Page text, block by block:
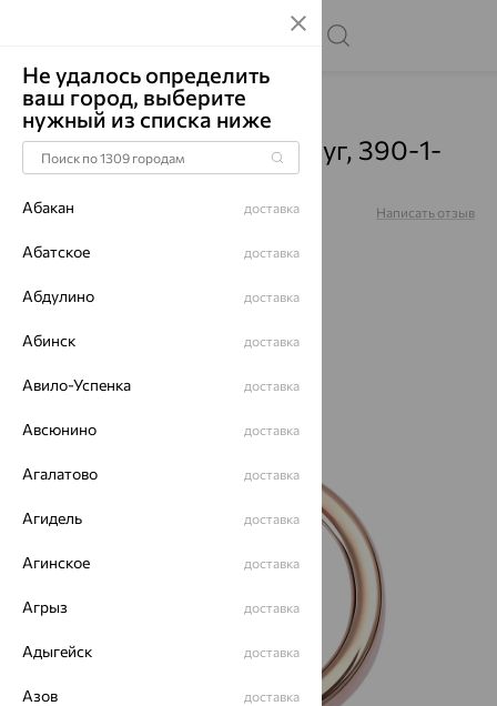
Главная Каталог Подвески
Подвеска, золото, жемчуг, 390-1-
1338Р
Артикул: Написать отзыв
Не удалось определить
ваш город, выберите
нужный из списка ниже
Абакан доставка
Абатское доставка
Абдулино доставка
Абинск доставка
Авило-Успенка доставка
Авсюнино доставка
Агалатово доставка
Агидель доставка
Агинское доставка
Агрыз доставка
Адыгейск доставка
Азов доставка